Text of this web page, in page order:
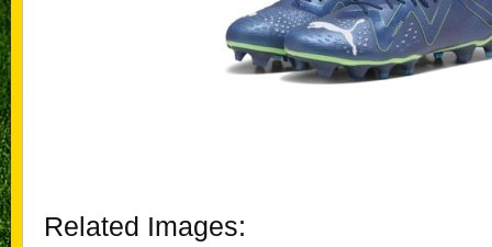
Related Images: